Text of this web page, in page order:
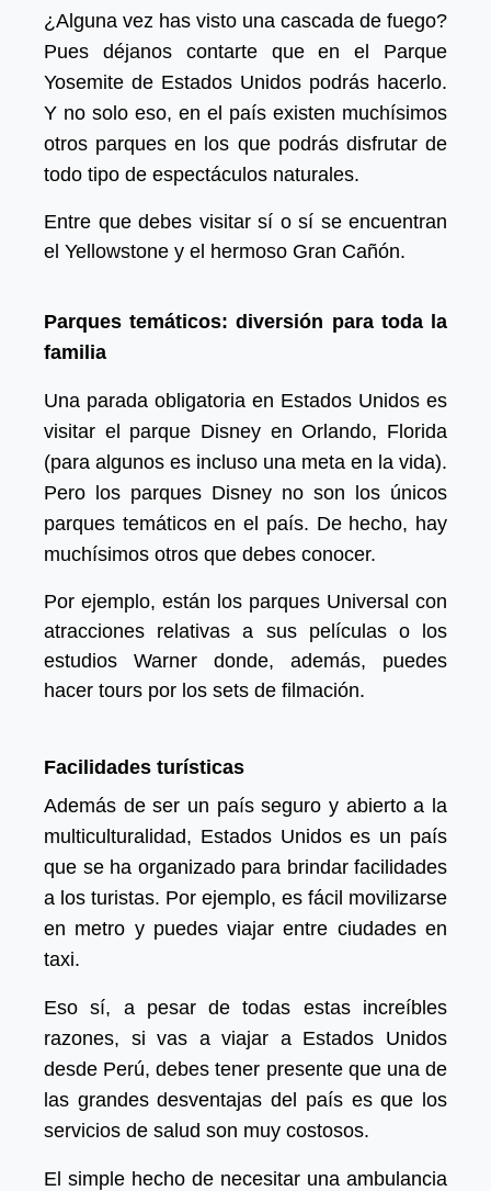
¿Alguna vez has visto una cascada de fuego?
Pues déjanos contarte que en el Parque
Yosemite de Estados Unidos podrás hacerlo.
Y no solo eso, en el país existen muchísimos
otros parques en los que podrás disfrutar de
todo tipo de espectáculos naturales.
Entre que debes visitar sí o sí se encuentran
el Yellowstone y el hermoso Gran Cañón.
Parques temáticos: diversión para toda la
familia
Una parada obligatoria en Estados Unidos es
visitar el parque Disney en Orlando, Florida
(para algunos es incluso una meta en la vida).
Pero los parques Disney no son los únicos
parques temáticos en el país. De hecho, hay
muchísimos otros que debes conocer.
Por ejemplo, están los parques Universal con
atracciones relativas a sus películas o los
estudios Warner donde, además, puedes
hacer tours por los sets de filmación.
Facilidades turísticas
Además de ser un país seguro y abierto a la
multiculturalidad, Estados Unidos es un país
que se ha organizado para brindar facilidades
a los turistas. Por ejemplo, es fácil movilizarse
en metro y puedes viajar entre ciudades en
taxi.
Eso sí, a pesar de todas estas increíbles
razones, si vas a viajar a Estados Unidos
desde Perú, debes tener presente que una de
las grandes desventajas del país es que los
servicios de salud son muy costosos.
El simple hecho de necesitar una ambulancia